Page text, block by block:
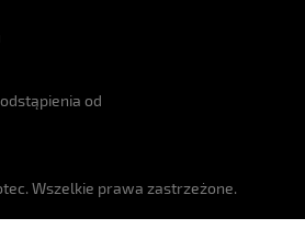
od
Wszelkie prawa zastrzeżone.